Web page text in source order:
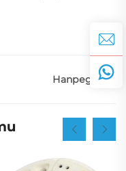
Напред